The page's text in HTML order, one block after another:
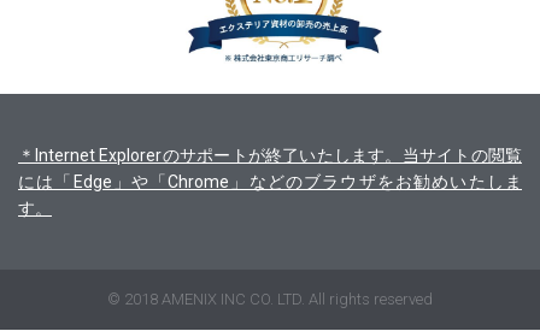
＊Internet Explorerのサポートが終了いたします。当サイトの閲覧
には「Edge」や「Chrome」などのブラウザをお勧めいたしま
す。
© 2018 AMENIX INC CO. LTD. All rights reserved